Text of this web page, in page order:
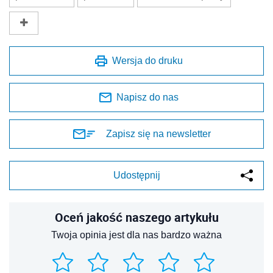
Wersja do druku
Napisz do nas
Zapisz się na newsletter
Udostępnij
Oceń jakość naszego artykułu
Twoja opinia jest dla nas bardzo ważna